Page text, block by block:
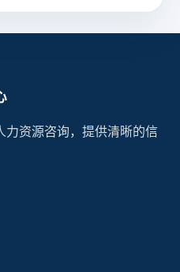
力资源咨询，提供清晰的信